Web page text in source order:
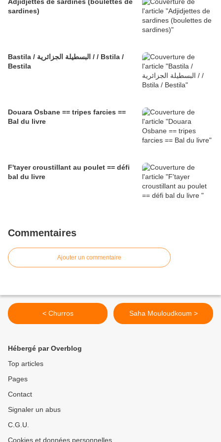
sardines)
Bastila / البسطيلة الجزائرية / / Bstila /
Bestila
Douara Osbane == tripes farcies ==
Bal du livre
F'tayer croustillant au poulet == défi
bal du livre
Commentaires
Ajouter un commentaire
< Churros Saha Mouloudkoum >
Hébergé par Overblog
Top articles
Pages
Contact
Signaler un abus
C.G.U.
Cookies et données personnelles